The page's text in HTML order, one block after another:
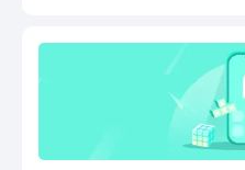
球在...